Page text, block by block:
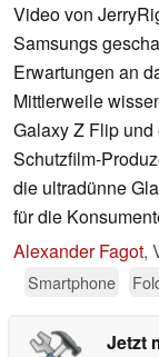
Video von
Samsungs
Erwartungen an
Mittlerweile
Galaxy Z Flip
Schutzfilm-
die ultradünne
für die
Alexander Fagot,
Smartphone
Jetzt